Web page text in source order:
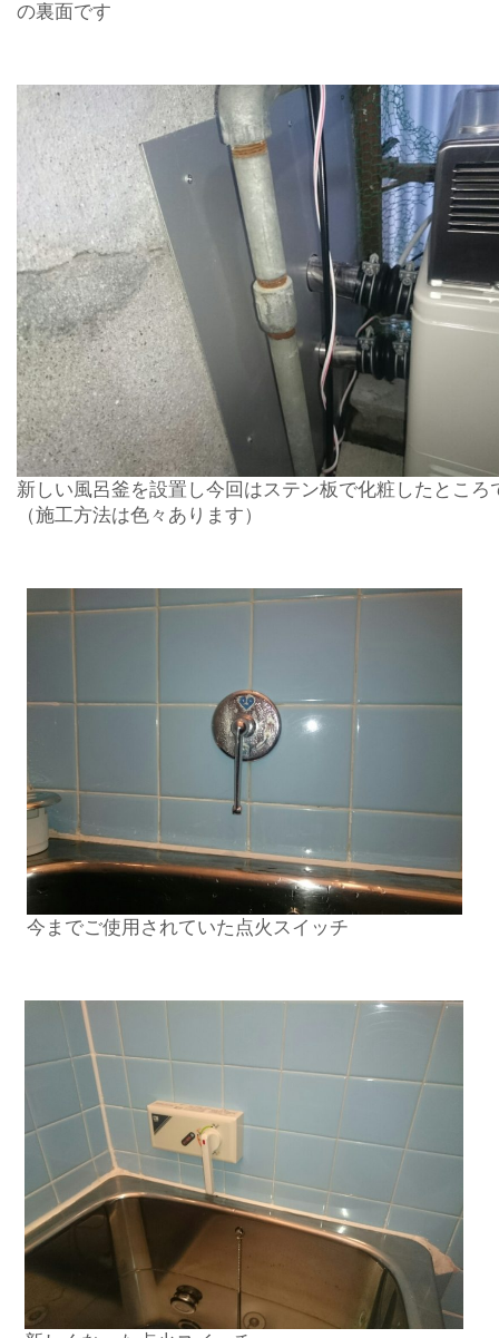
の裏面です
新しい風呂釜を設置し今回はステン板で化粧したところ
（施工方法は色々あります）
今までご使用されていた点火スイッチ